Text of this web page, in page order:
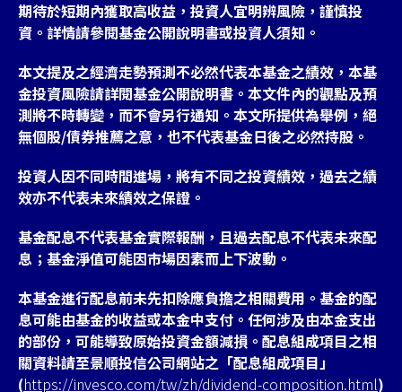
期待於短期內獲取高收益，投資人宜明辨風險，謹慎投
資。詳情請參閱基金公開說明書或投資人須知。
本文提及之經濟走勢預測不必然代表本基金之績效，本基
金投資風險請詳閱基金公開說明書。本文件內的觀點及預
測將不時轉變，而不會另行通知。本文所提供為舉例，絕
無個股/債券推薦之意，也不代表基金日後之必然持股。
投資人因不同時間進場，將有不同之投資績效，過去之績
效亦不代表未來績效之保證。
基金配息不代表基金實際報酬，且過去配息不代表未來配
息；基金淨值可能因市場因素而上下波動。
本基金進行配息前未先扣除應負擔之相關費用。基金的配
息可能由基金的收益或本金中支付。任何涉及由本金支出
的部份，可能導致原始投資金額減損。配息組成項目之相
關資料請至景順投信公司網站之「配息組成項目」
(https://invesco.com/tw/zh/dividend-composition.html)